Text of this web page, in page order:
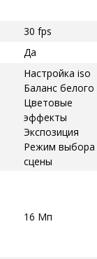
30 fps
Да
Настройка iso
Баланс белого
Цветовые
эффекты
Экспозиция
Режим выбора
сцены
16 Мп